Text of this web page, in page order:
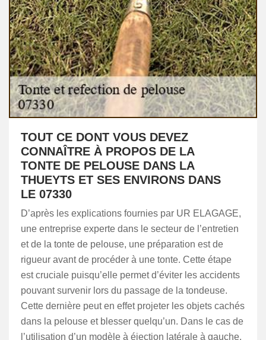
TOUT CE DONT VOUS DEVEZ
CONNAÎTRE À PROPOS DE LA
TONTE DE PELOUSE DANS LA
THUEYTS ET SES ENVIRONS DANS
LE 07330
D’après les explications fournies par UR ELAGAGE,
une entreprise experte dans le secteur de l’entretien
et de la tonte de pelouse, une préparation est de
rigueur avant de procéder à une tonte. Cette étape
est cruciale puisqu’elle permet d’éviter les accidents
pouvant survenir lors du passage de la tondeuse.
Cette dernière peut en effet projeter les objets cachés
dans la pelouse et blesser quelqu’un. Dans le cas de
l’utilisation d’un modèle à éjection latérale à gauche,